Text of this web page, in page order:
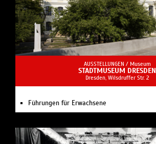
AUSSTELLUNGEN / Museum
STADTMUSEUM DRESDEN
Dresden, Wilsdruffer Str. 2
Führungen für Erwachsene